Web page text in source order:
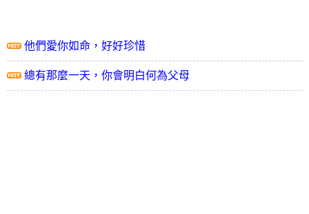
他們愛你如命，好好珍惜
總有那麼一天，你會明白何為父母